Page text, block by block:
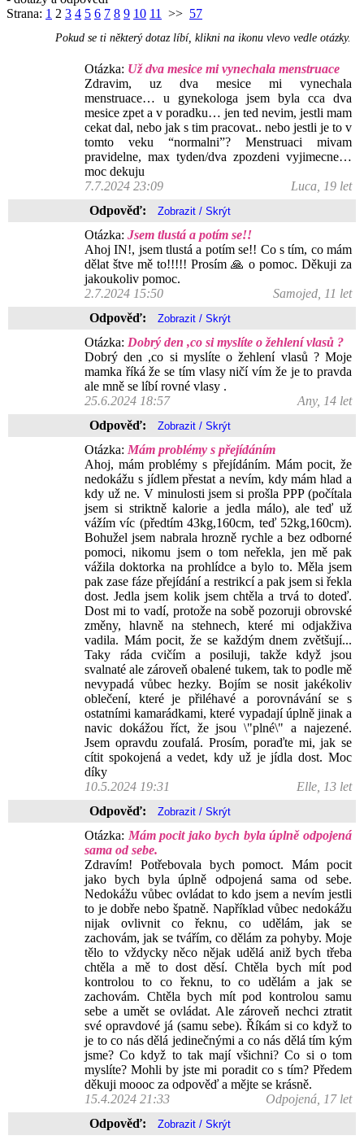
Strana: 1 2 3 4 5 6 7 8 9 10 11 >> 57
Pokud se ti některý dotaz líbí, klikni na ikonu vlevo vedle otázky.
Otázka: Už dva mesice mi vynechala menstruace
Zdravim, uz dva mesice mi vynechala
menstruace… u gynekologa jsem byla cca dva
mesice zpet a v poradku… jen ted nevim, jestli mam
cekat dal, nebo jak s tim pracovat.. nebo jestli je to v
tomto veku “normalni”? Menstruaci mivam
pravidelne, max tyden/dva zpozdeni vyjimecne…
moc dekuju
7.7.2024 23:09
Luca, 19 let
Odpověď:
Otázka: Jsem tlustá a potím se!!
Ahoj IN!, jsem tlustá a potím se!! Co s tím, co mám
dělat štve mě to!!!!! Prosím 🙏 o pomoc. Děkuji za
jakoukoliv pomoc.
2.7.2024 15:50
Samojed, 11 let
Odpověď:
Otázka: Dobrý den ,co si myslíte o žehlení vlasů ?
Dobrý den ,co si myslíte o žehlení vlasů ? Moje
mamka říká že se tím vlasy ničí vím že je to pravda
ale mně se líbí rovné vlasy .
25.6.2024 18:57
Any, 14 let
Odpověď:
Otázka: Mám problémy s přejídáním
Ahoj, mám problémy s přejídáním. Mám pocit, že
nedokážu s jídlem přestat a nevím, kdy mám hlad a
kdy už ne. V minulosti jsem si prošla PPP (počítala
jsem si striktně kalorie a jedla málo), ale teď už
vážím víc (předtím 43kg,160cm, teď 52kg,160cm).
Bohužel jsem nabrala hrozně rychle a bez odborné
pomoci, nikomu jsem o tom neřekla, jen mě pak
vážila doktorka na prohlídce a bylo to. Měla jsem
pak zase fáze přejídání a restrikcí a pak jsem si řekla
dost. Jedla jsem kolik jsem chtěla a trvá to doteď.
Dost mi to vadí, protože na sobě pozoruji obrovské
změny, hlavně na stehnech, které mi odjakživa
vadila. Mám pocit, že se každým dnem zvětšují...
Taky ráda cvičím a posiluji, takže když jsou
svalnaté ale zároveň obalené tukem, tak to podle mě
nevypadá vůbec hezky. Bojím se nosit jakékoliv
oblečení, které je přiléhavé a porovnávání se s
ostatními kamarádkami, které vypadají úplně jinak a
navic dokážou říct, že jsou \"plné\" a najezené.
Jsem opravdu zoufalá. Prosím, poraďte mi, jak se
cítit spokojená a vedet, kdy už je jídla dost. Moc
díky
10.5.2024 19:31
Elle, 13 let
Odpověď:
Otázka: Mám pocit jako bych byla úplně odpojená
sama od sebe.
Zdravím! Potřebovala bych pomoct. Mám pocit
jako bych byla úplně odpojená sama od sebe.
Nedokážu vůbec ovládat to kdo jsem a nevím jestli
to je dobře nebo špatně. Například vůbec nedokážu
nijak ovlivnit co řeknu, co udělám, jak se
zachovám, jak se tvářím, co dělám za pohyby. Moje
tělo to vždycky něco nějak udělá aniž bych třeba
chtěla a mě to dost děsí. Chtěla bych mít pod
kontrolou to co řeknu, to co udělám a jak se
zachovám. Chtěla bych mít pod kontrolou samu
sebe a umět se ovládat. Ale zároveň nechci ztratit
své opravdové já (samu sebe). Říkám si co když to
je to co nás dělá jedinečnými a co nás dělá tím kým
jsme? Co když to tak mají všichni? Co si o tom
myslíte? Mohli by jste mi poradit co s tím? Předem
děkuji moooc za odpověď a mějte se krásně.
15.4.2024 21:33
Odpojená, 17 let
Odpověď: